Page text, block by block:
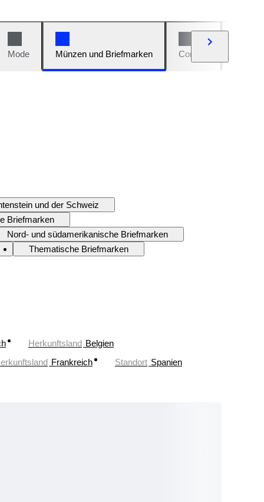
Mode Münzen und Briefmarken Comics
und der Schweiz
Briefmarken
Nord- und südamerikanische Briefmarken
Thematische Briefmarken
Herkunftsland Belgien
Frankreich Standort Spanien